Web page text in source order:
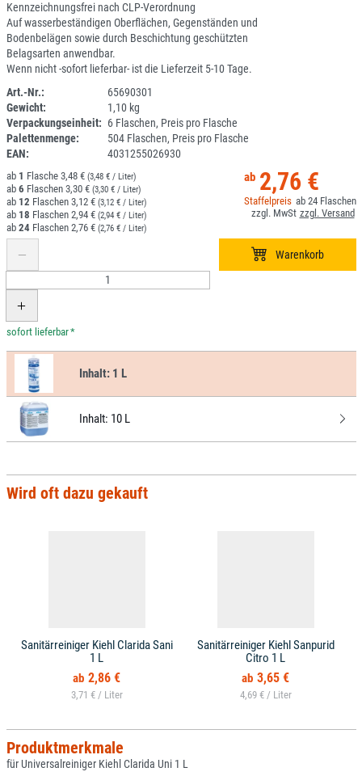
Kennzeichnungsfrei nach CLP-Verordnung
Auf wasserbeständigen Oberflächen, Gegenständen und
Bodenbelägen sowie durch Beschichtung geschützten
Belagsarten anwendbar.
Wenn nicht -sofort lieferbar- ist die Lieferzeit 5-10 Tage.
Art.-Nr.:
65690301
Gewicht:
1,10 kg
Verpackungseinheit: 6 Flaschen, Preis pro Flasche
Palettenmenge:
504 Flaschen, Preis pro Flasche
EAN:
4031255026930
2,76 €
24
1 3,48 € (3,48 € / Liter)
6 3,30 € (3,30 € / Liter)
12 3,12 € (3,12 € / Liter)
18 2,94 € (2,94 € / Liter)
24 2,76 € (2,76 € / Liter)
*
Inhalt: 1 L
Inhalt: 10 L
Wird oft dazu gekauft
Sanitärreiniger Kiehl Clarida Sani
1 L
2,86 €
3,71 € /
Sanitärreiniger Kiehl Sanpurid
Citro 1 L
3,65 €
4,69 € /
Produktmerkmale
für Universalreiniger Kiehl Clarida Uni 1 L